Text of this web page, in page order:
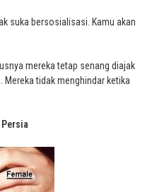
suka bersosialisasi. Kamu akan
mereka tetap senang diajak
Mereka tidak menghindar ketika